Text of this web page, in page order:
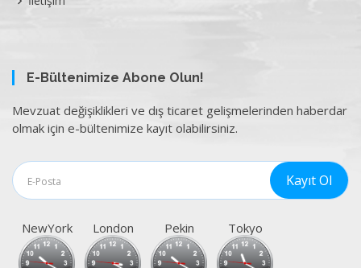
E-Bültenimize Abone Olun!
Mevzuat değişiklikleri ve dış ticaret gelişmelerinden haberdar
olmak için e-bültenimize kayıt olabilirsiniz.
NewYork London Pekin Tokyo